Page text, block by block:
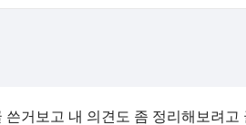
거보고 내 의견도 좀 정리해보려고